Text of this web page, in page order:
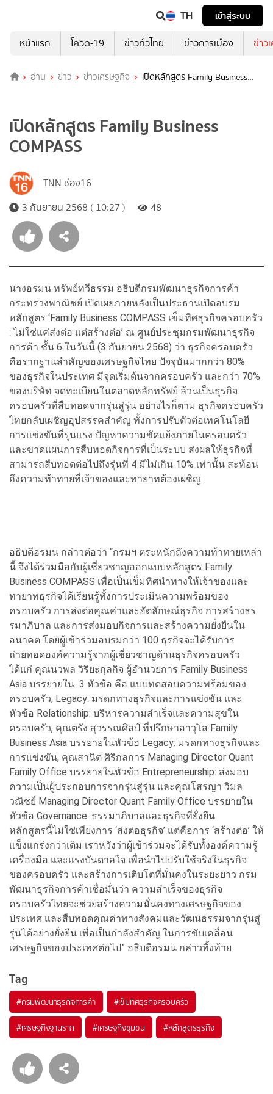
TH
เข้าสู่ระบบ
หน้าแรก
โควิด-19 ข่าวทั่วไทย ข่าวการเมือง ข่าว
อ่าน ข่าว ข่าวเศรษฐกิจ
เปิดหลักสูตร Family Business
เปิดหลักสูตร Family Business
COMPASS
TNN ช่อง16
3 กันยายน 2568 ( 10:27 )
48
นางอรมน ทรัพย์ทวีธรรม อธิบดีกรมพัฒนาธุรกิจการค้า
กระทรวงพาณิชย์ เปิดเผยภายหลังเป็นประธานเปิดอบรม
หลักสูตร ‘Family Business COMPASS เข็มทิศธุรกิจครอบครัว
: ไม่ใช่แค่ส่งต่อ แต่สร้างต่อ’ ณ ศูนย์ประชุมกรมพัฒนาธุรกิจ
การค้า ชั้น 6 ในวันนี้ (3 กันยายน 2568) ว่า ธุรกิจครอบครัว
คือรากฐานสำคัญของเศรษฐกิจไทย ปัจจุบันมากกว่า 80%
ของธุรกิจในประเทศ มีจุดเริ่มต้นจากครอบครัว และกว่า 70%
ของบริษัท จดทะเบียนในตลาดหลักทรัพย์ ล้วนเป็นธุรกิจ
ครอบครัวที่สืบทอดจากรุ่นสู่รุ่น อย่างไรก็ตาม ธุรกิจครอบครัว
ไทยกลับเผชิญอุปสรรคสำคัญ ทั้งการปรับตัวต่อเทคโนโลยี
การแข่งขันที่รุนแรง ปัญหาความขัดแย้งภายในครอบครัว
และขาดแผนการสืบทอดกิจการที่เป็นระบบ ส่งผลให้ธุรกิจที่
สามารถสืบทอดต่อไปถึงรุ่นที่ 4 มีไม่เกิน 10% เท่านั้น สะท้อน
ถึงความท้าทายที่เจ้าของและทายาทต้องเผชิญ
อธิบดีอรมน กล่าวต่อว่า “กรมฯ ตระหนักถึงความท้าทายเหล่า
นี้ จึงได้ร่วมมือกับผู้เชี่ยวชาญออกแบบหลักสูตร Family
Business COMPASS เพื่อเป็นเข็มทิศนำทางให้เจ้าของและ
ทายาทธุรกิจได้เรียนรู้ทั้งการประเมินความพร้อมของ
ครอบครัว การส่งต่อคุณค่าและอัตลักษณ์ธุรกิจ การสร้างธร
รมาภิบาล และการส่งมอบกิจการและสร้างความยั่งยืนใน
อนาคต โดยผู้เข้าร่วมอบรมกว่า 100 ธุรกิจจะได้รับการ
ถ่ายทอดองค์ความรู้จากผู้เชี่ยวชาญด้านธุรกิจครอบครัว
ได้แก่ คุณนวพล วิริยะกุลกิจ ผู้อำนวยการ Family Business
Asia บรรยายใน 3 หัวข้อ คือ แบบทดสอบความพร้อมของ
ครอบครัว, Legacy: มรดกทางธุรกิจและการแข่งขัน และ
หัวข้อ Relationship: บริหารความสำเร็จและความสุขใน
ครอบครัว, คุณตรัง สุวรรณศิลป์ ที่ปรึกษาอาวุโส Family
Business Asia บรรยายในหัวข้อ Legacy: มรดกทางธุรกิจและ
การแข่งขัน, คุณสานิต ศิริกลการ Managing Director Quant
Family Office บรรยายในหัวข้อ Entrepreneurship: ส่งมอบ
ความเป็นผู้ประกอบการจากรุ่นสู่รุ่น และคุณโสรญา วิมล
วณิชย์ Managing Director Quant Family Office บรรยายใน
หัวข้อ Governance: ธรรมาภิบาลและธุรกิจที่ยั่งยืน
หลักสูตรนี้ไม่ใช่เพียงการ ‘ส่งต่อธุรกิจ’ แต่คือการ ‘สร้างต่อ’ ให้
แข็งแกร่งกว่าเดิม เราหวังว่าผู้เข้าร่วมจะได้รับทั้งองค์ความรู้
เครื่องมือ และแรงบันดาลใจ เพื่อนำไปปรับใช้จริงในธุรกิจ
ของครอบครัว และสร้างการเติบโตที่มั่นคงในระยะยาว กรม
พัฒนาธุรกิจการค้าเชื่อมั่นว่า ความสำเร็จของธุรกิจ
ครอบครัวไทยจะช่วยสร้างความมั่นคงทางเศรษฐกิจของ
ประเทศ และสืบทอดคุณค่าทางสังคมและวัฒนธรรมจากรุ่นสู่
รุ่นได้อย่างยั่งยืน เพื่อเป็นกำลังสำคัญ ในการขับเคลื่อน
เศรษฐกิจของประเทศต่อไป” อธิบดีอรมน กล่าวทิ้งท้าย
Tag
#กรมพัฒนาธุรกิจการค้า #เข็มทิศธุรกิจครอบครัว
#เศรษฐกิจฐานราก #เศรษฐกิจชุมชน #หลักสูตรธุรกิจ